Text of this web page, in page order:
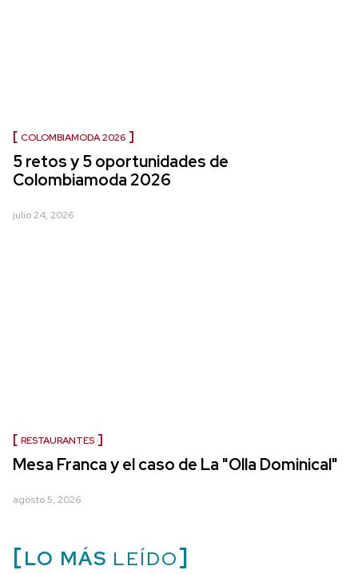
COLOMBIAMODA 2026
5 retos y 5 oportunidades de
Colombiamoda 2026
julio 24, 2026
RESTAURANTES
Mesa Franca y el caso de La "Olla Dominical"
agosto 5, 2026
LO MÁS LEÍDO